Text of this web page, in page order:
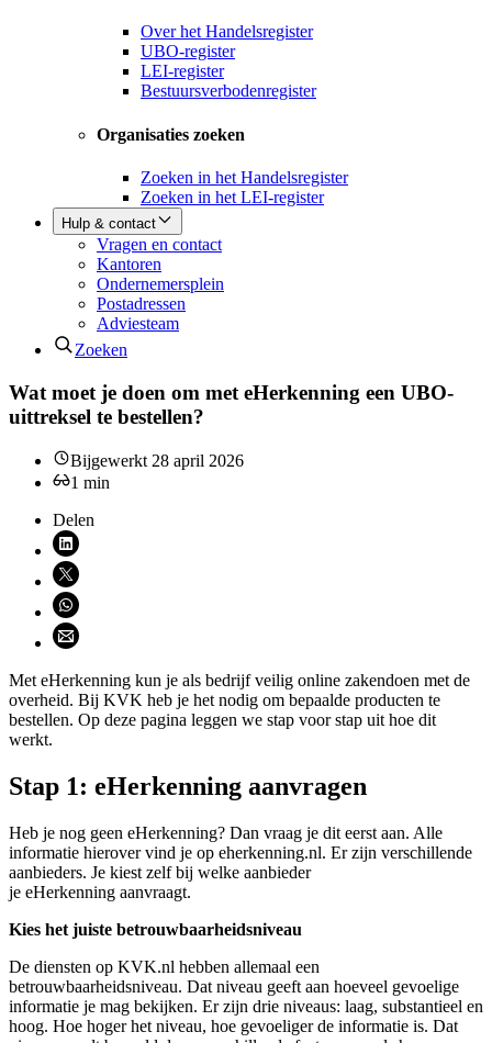
Over het Handelsregister
UBO-register
LEI-register
Bestuursverbodenregister
Organisaties zoeken
Zoeken in het Handelsregister
Zoeken in het LEI-register
Hulp & contact
Vragen en contact
Kantoren
Ondernemersplein
Postadressen
Adviesteam
Zoeken
Wat moet je doen om met eHerkenning een UBO-
uittreksel te bestellen?
Bijgewerkt 28 april 2026
1 min
Delen
Deel via LinkedIn (opent nieuw venster)
Deel via X (opent nieuw venster)
Deel via WhatsApp (opent WhatsApp)
Deel via email (opent email programma)
Met eHerkenning kun je als bedrijf veilig online zakendoen met de
overheid. Bij KVK heb je het nodig om bepaalde producten te
bestellen. Op deze pagina leggen we stap voor stap uit hoe dit
werkt.
Stap 1: eHerkenning aanvragen
Heb je nog geen eHerkenning? Dan vraag je dit eerst aan. Alle
informatie hierover vind je op eherkenning.nl. Er zijn verschillende
aanbieders. Je kiest zelf bij welke aanbieder
je eHerkenning aanvraagt.
Kies het juiste betrouwbaarheidsniveau
De diensten op KVK.nl hebben allemaal een
betrouwbaarheidsniveau. Dat niveau geeft aan hoeveel gevoelige
informatie je mag bekijken. Er zijn drie niveaus: laag, substantieel en
hoog. Hoe hoger het niveau, hoe gevoeliger de informatie is. Dat